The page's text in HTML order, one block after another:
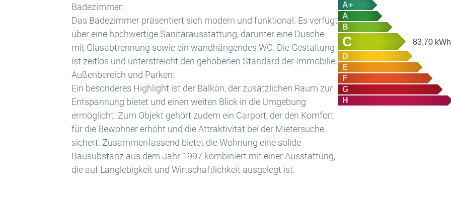
Badezimmer:
Das Badezimmer präsentiert sich modern und funktional. Es verfügt
über eine hochwertige Sanitärausstattung, darunter eine Dusche
mit Glasabtrennung sowie ein wandhängendes WC. Die Gestaltung
ist zeitlos und unterstreicht den gehobenen Standard der Immobilie.
Außenbereich und Parken:
Ein besonderes Highlight ist der Balkon, der zusätzlichen Raum zur
Entspannung bietet und einen weiten Blick in die Umgebung
ermöglicht. Zum Objekt gehört zudem ein Carport, der den Komfort
für die Bewohner erhöht und die Attraktivität bei der Mietersuche
sichert. Zusammenfassend bietet die Wohnung eine solide
Bausubstanz aus dem Jahr 1997 kombiniert mit einer Ausstattung,
die auf Langlebigkeit und Wirtschaftlichkeit ausgelegt ist.
A+
A
B
C 83,70
D
E
F
G
H